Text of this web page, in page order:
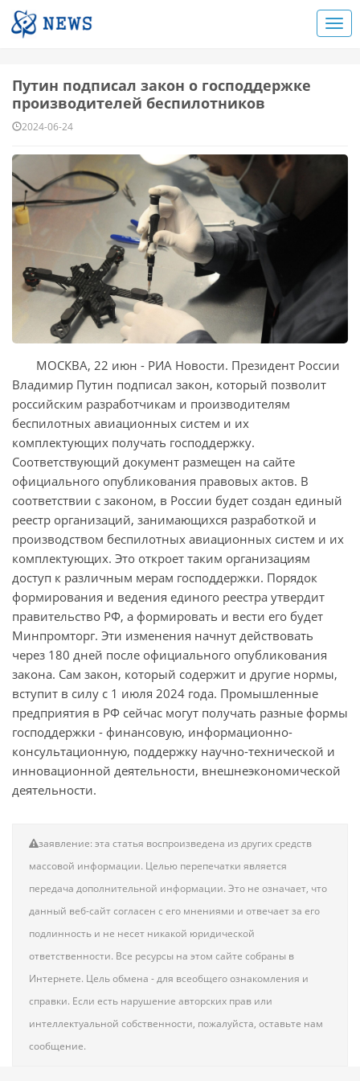
Путин подписал закон о господдержке
производителей беспилотников
2024-06-24
МОСКВА, 22 июн - РИА Новости. Президент России
Владимир Путин подписал закон, который позволит
российским разработчикам и производителям
беспилотных авиационных систем и их
комплектующих получать господдержку.
Соответствующий документ размещен на сайте
официального опубликования правовых актов. В
соответствии с законом, в России будет создан единый
реестр организаций, занимающихся разработкой и
производством беспилотных авиационных систем и их
комплектующих. Это откроет таким организациям
доступ к различным мерам господдержки. Порядок
формирования и ведения единого реестра утвердит
правительство РФ, а формировать и вести его будет
Минпромторг. Эти изменения начнут действовать
через 180 дней после официального опубликования
закона. Сам закон, который содержит и другие нормы,
вступит в силу с 1 июля 2024 года. Промышленные
предприятия в РФ сейчас могут получать разные формы
господдержки - финансовую, информационно-
консультационную, поддержку научно-технической и
инновационной деятельности, внешнеэкономической
деятельности.
заявление: эта статья воспроизведена из других средств
массовой информации. Целью перепечатки является
передача дополнительной информации. Это не означает, что
данный веб-сайт согласен с его мнениями и отвечает за его
подлинность и не несет никакой юридической
ответственности. Все ресурсы на этом сайте собраны в
Интернете. Цель обмена - для всеобщего ознакомления и
справки. Если есть нарушение авторских прав или
интеллектуальной собственности, пожалуйста, оставьте нам
сообщение.